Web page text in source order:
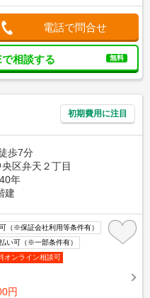
電話で問合せ
相談する 無料
初期費用に注目
歩7分
区弁天２丁目
年
建
（※保証会社利用等条件有）
い可（※一部条件有）
オンライン相談可
円